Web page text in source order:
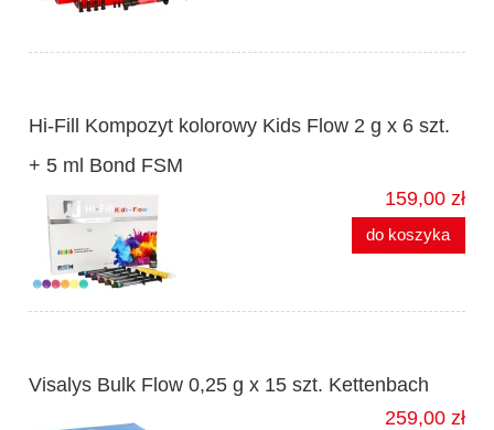
Hi-Fill Kompozyt kolorowy Kids Flow 2 g x 6 szt.
+ 5 ml Bond FSM
159,00 zł
do koszyka
Visalys Bulk Flow 0,25 g x 15 szt. Kettenbach
259,00 zł